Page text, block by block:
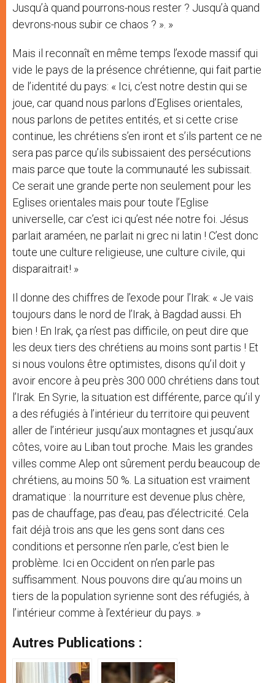
Jusqu’à quand pourrons-nous rester ? Jusqu’à quand
devrons-nous subir ce chaos ? ». »
Mais il reconnaît en même temps l’exode massif qui
vide le pays de la présence chrétienne, qui fait partie
de l’identité du pays: « Ici, c’est notre destin qui se
joue, car quand nous parlons d’Eglises orientales,
nous parlons de petites entités, et si cette crise
continue, les chrétiens s’en iront et s’ils partent ce ne
sera pas parce qu’ils subissaient des persécutions
mais parce que toute la communauté les subissait.
Ce serait une grande perte non seulement pour les
Eglises orientales mais pour toute l’Eglise
universelle, car c’est ici qu’est née notre foi. Jésus
parlait araméen, ne parlait ni grec ni latin ! C’est donc
toute une culture religieuse, une culture civile, qui
disparaitrait! »
Il donne des chiffres de l’exode pour l’Irak: « Je vais
toujours dans le nord de l’Irak, à Bagdad aussi. Eh
bien ! En Irak, ça n’est pas difficile, on peut dire que
les deux tiers des chrétiens au moins sont partis ! Et
si nous voulons être optimistes, disons qu’il doit y
avoir encore à peu près 300 000 chrétiens dans tout
l’Irak. En Syrie, la situation est différente, parce qu’il y
a des réfugiés à l’intérieur du territoire qui peuvent
aller de l’intérieur jusqu’aux montagnes et jusqu’aux
côtes, voire au Liban tout proche. Mais les grandes
villes comme Alep ont sûrement perdu beaucoup de
chrétiens, au moins 50 %. La situation est vraiment
dramatique : la nourriture est devenue plus chère,
pas de chauffage, pas d’eau, pas d’électricité. Cela
fait déjà trois ans que les gens sont dans ces
conditions et personne n’en parle, c’est bien le
problème. Ici en Occident on n’en parle pas
suffisamment. Nous pouvons dire qu’au moins un
tiers de la population syrienne sont des réfugiés, à
l’intérieur comme à l’extérieur du pays. »
Autres Publications :